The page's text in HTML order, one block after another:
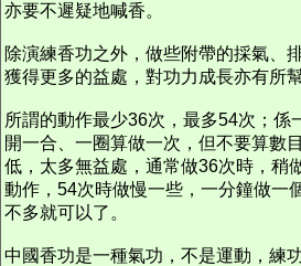
亦要不遲疑地喊香。
除演練香功之外，做些附帶的採氣、
獲得更多的益處，對功力成長亦有所幫
所謂的動作最少36次，最多54次；係
開一合、一圈算做一次，但不要算數
低，太多無益處，通常做36次時，稍
動作，54次時做慢一些，一分鐘做一
不多就可以了。
中國香功是一種氣功，不是運動，練